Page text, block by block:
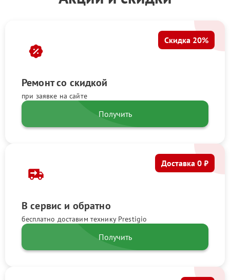
Ремонт со скидкой
при заявке на сайте
Скидка 20%
Получить
В сервис и обратно
бесплатно доставим технику Prestigio
Доставка 0 ₽
Получить